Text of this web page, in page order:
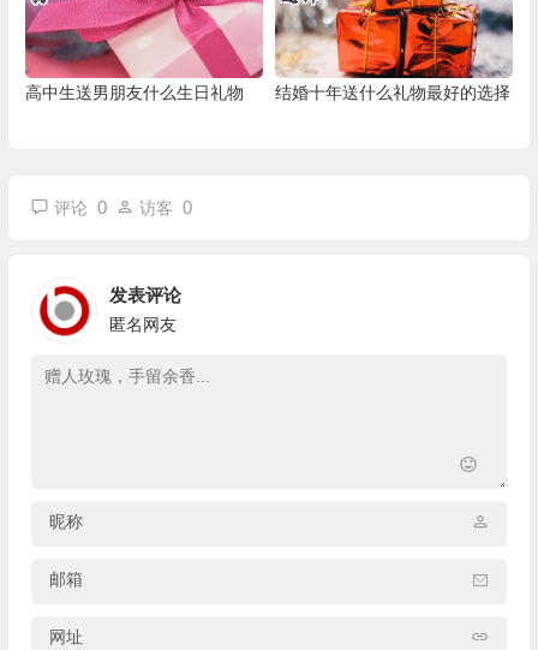
高中生送男朋友什么生日礼物 结婚十年送什么礼物最好的选择
评论 0 访客 0
发表评论
匿名网友
昵称
邮箱
网址